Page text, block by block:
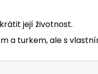
její životnost.
a turkem, ale s